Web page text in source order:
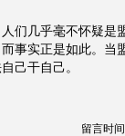
们几乎毫不怀疑是
事实正是如此。当
己干自己。
留言时